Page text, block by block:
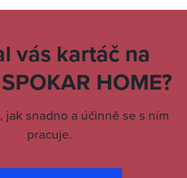
vás kartáč na
HOME?
jak snadno a účinně se s ním
pracuje.